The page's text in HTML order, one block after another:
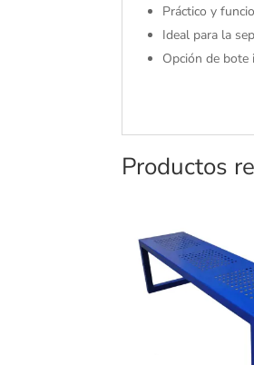
Práctico y
Ideal para la
Opción de
Productos